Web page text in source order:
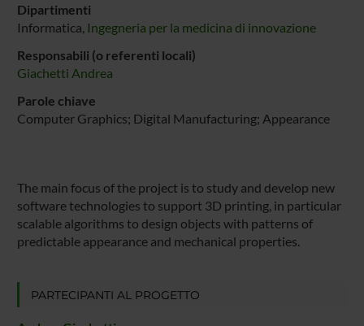
Dipartimenti
Informatica, Ingegneria per la medicina di innovazione
Responsabili (o referenti locali)
Giachetti Andrea
Parole chiave
Computer Graphics; Digital Manufacturing; Appearance
The main focus of the project is to study and develop new
software technologies to support 3D printing, in particular
scalable algorithms to design objects with patterns of
predictable appearance and mechanical properties.
PARTECIPANTI AL PROGETTO